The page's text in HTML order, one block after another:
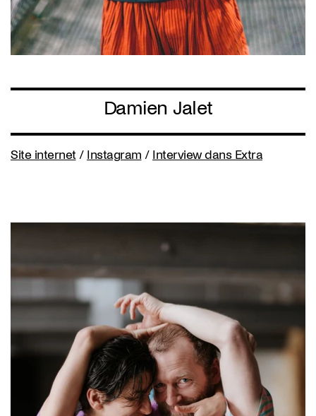
Damien Jalet
Site internet / Instagram / Interview dans Extra